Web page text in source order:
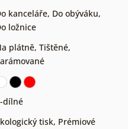
kanceláře, Do obýváku,
ložnice
plátně, Tištěné,
dílné
tisk, Prémiové